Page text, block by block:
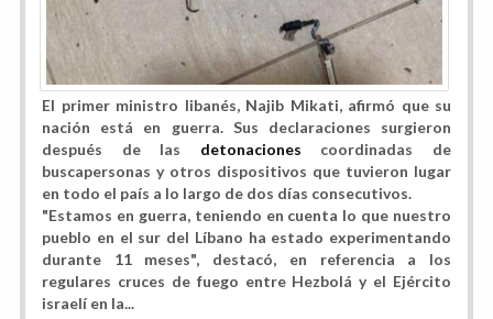
El primer ministro libanés, Najib Mikati, afirmó que su
nación está en guerra. Sus declaraciones surgieron
después de las detonaciones coordinadas de
buscapersonas y otros dispositivos que tuvieron lugar
en todo el país a lo largo de dos días consecutivos.
"Estamos en guerra, teniendo en cuenta lo que nuestro
pueblo en el sur del Líbano ha estado experimentando
durante 11 meses", destacó, en referencia a los
regulares cruces de fuego entre Hezbolá y el Ejército
israelí en la...